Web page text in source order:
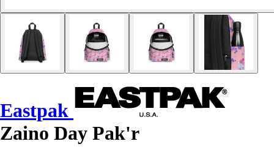
Eastpak
Zaino Day Pak'r